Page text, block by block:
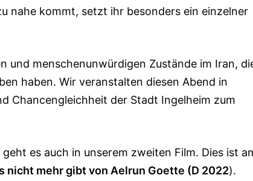
nahe kommt, setzt ihr besonders ein einzelner
und menschenunwürdigen Zustände im Iran,
haben. Wir veranstalten diesen Abend in
Chancengleichheit der Stadt Ingelheim zum
es auch in unserem zweiten Film. Dies ist
nicht mehr gibt von Aelrun Goette (D 2022).